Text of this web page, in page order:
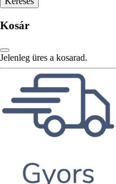
Kosár
Jelenleg üres a kosarad.